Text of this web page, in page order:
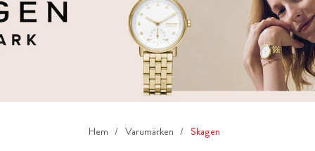
Hem Varumärken Skagen